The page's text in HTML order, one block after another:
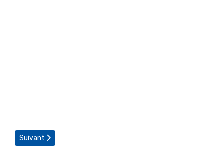
Article suivant : Concert au profit de la rénovation de l'église
Suivant